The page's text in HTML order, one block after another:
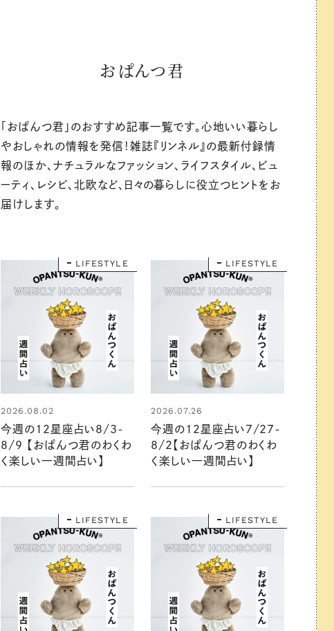
おぱんつ君
「おぱんつ君」のおすすめ記事一覧です。心地いい暮らし
やおしゃれの情報を発信！雑誌『リンネル』の最新付録情
報のほか、ナチュラルなファッション、ライフスタイル、ビュ
ーティ、レシピ、北欧など、日々の暮らしに役立つヒントをお
届けします。
LIFESTYLE
2026.08.02
今週の12星座占い8/3-
8/9 【おぱんつ君のわくわ
く楽しい一週間占い】
LIFESTYLE
2026.07.26
今週の12星座占い7/27-
8/2【おぱんつ君のわくわ
く楽しい一週間占い】
LIFESTYLE LIFESTYLE